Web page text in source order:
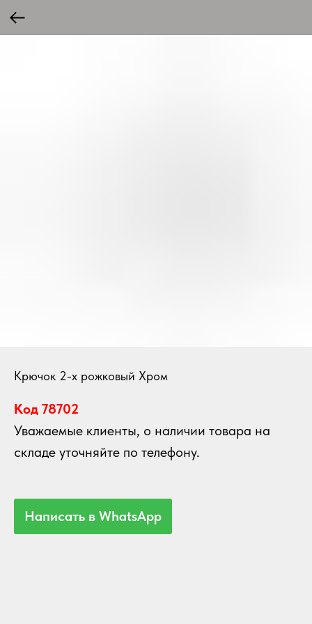
Крючок 2-х рожковый Хром
Код 78702
Уважаемые клиенты, о наличии товара на
складе уточняйте по телефону.
Написать в WhatsApp